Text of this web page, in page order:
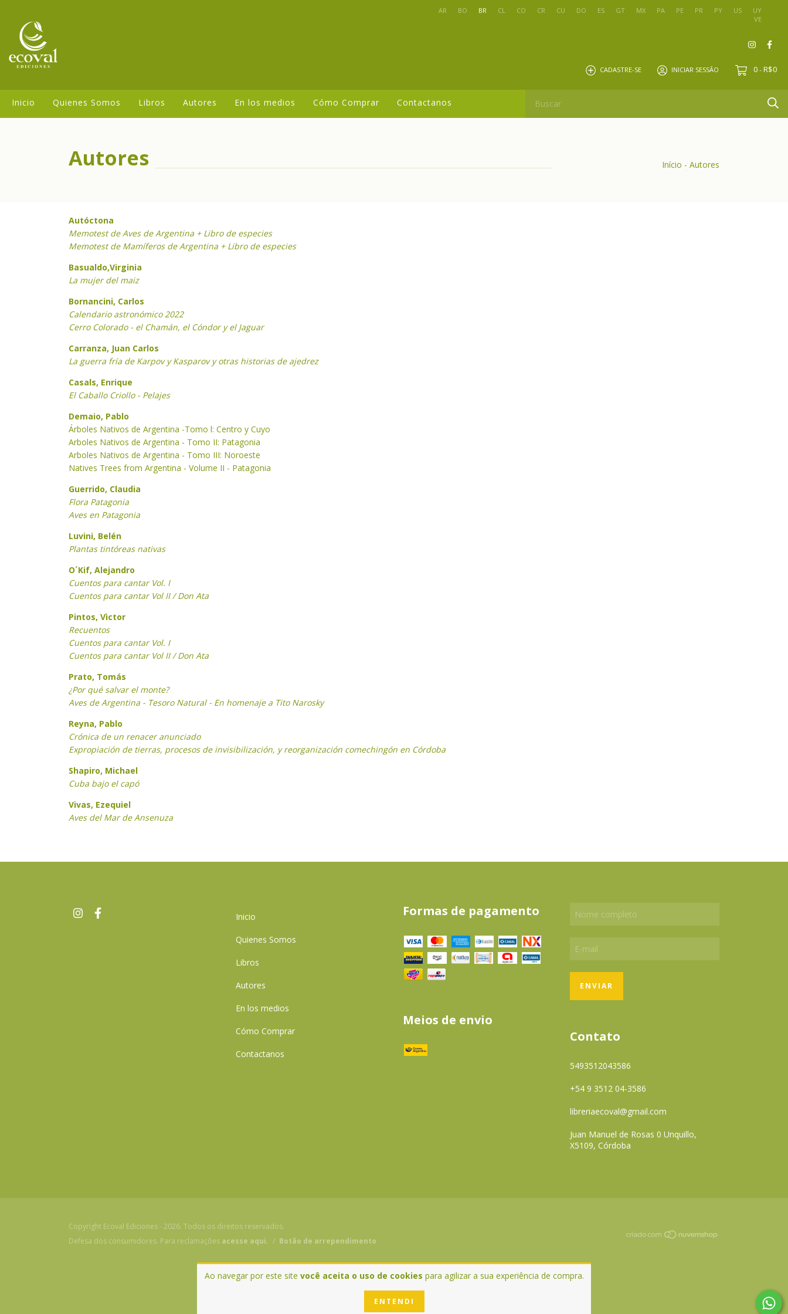
AR BO BR CL CO CR CU DO ES GT MX PA PE PR PY US
UY
VE
CADASTRE-SE INICIAR SESSÃO 0 - R$0
Inicio Quienes Somos Libros Autores En los medios Cómo Comprar Contactanos
Ao navegar por este site você aceita o uso de cookies para agilizar a sua experiência de compra.
ENTENDI
Autores Início - Autores
Autóctona
Memotest de Aves de Argentina + Libro de especies
Memotest de Mamíferos de Argentina + Libro de especies
Basualdo,Virginia
La mujer del maiz
Bornancini, Carlos
Calendario astronómico 2022
Cerro Colorado - el Chamán, el Cóndor y el Jaguar
Carranza, Juan Carlos
La guerra fría de Karpov y Kasparov y otras historias de ajedrez
Casals, Enrique
El Caballo Criollo - Pelajes
Demaio, Pablo
Árboles Nativos de Argentina -Tomo l: Centro y Cuyo
Arboles Nativos de Argentina - Tomo II: Patagonia
Arboles Nativos de Argentina - Tomo III: Noroeste
Natives Trees from Argentina - Volume II - Patagonia
Guerrido, Claudia
Flora Patagonia
Aves en Patagonia
Luvini, Belén
Plantas tintóreas nativas
O´Kif, Alejandro
Cuentos para cantar Vol. I
Cuentos para cantar Vol II / Don Ata
Pintos, Vìctor
Recuentos
Cuentos para cantar Vol. I
Cuentos para cantar Vol II / Don Ata
Prato, Tomás
¿Por qué salvar el monte?
Aves de Argentina - Tesoro Natural - En homenaje a Tito Narosky
Reyna, Pablo
Crónica de un renacer anunciado
Expropiación de tierras, procesos de invisibilización, y reorganización comechingón en Córdoba
Shapiro, Michael
Cuba bajo el capó
Vivas, Ezequiel
Aves del Mar de Ansenuza
Inicio
Quienes Somos
Libros
Autores
En los medios
Cómo Comprar
Contactanos
Formas de pagamento
Meios de envio
Contato
5493512043586
+54 9 3512 04-3586
libreriaecoval@gmail.com
Juan Manuel de Rosas 0 Unquillo,
X5109, Córdoba
Copyright Ecoval Ediciones - 2026. Todos os direitos reservados.
Defesa dos consumidores. Para reclamações acesse aqui. / Botão de arrependimento